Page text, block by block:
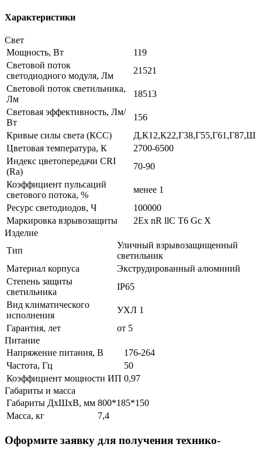
Характеристики
Свет
Мощность, Вт
119
Световой поток
светодиодного модуля, Лм
21521
Световой поток светильника,
Лм
18513
Световая эффективность, Лм/
Вт
156
Кривые силы света (КСС)
Д,К12,К22,Г38,Г55,Г61,Г87,Ш
Цветовая температура, К
2700-6500
Индекс цветопередачи CRI
(Ra)
70-90
Коэффициент пульсаций
светового потока, %
менее 1
Ресурс светодиодов, Ч
100000
Маркировка взрывозащиты
2Ех nR llC T6 Gc X
Изделие
Тип
Уличный взрывозащищенный
светильник
Материал корпуса
Экструдированный алюминий
Степень защиты
светильника
IP65
Вид климатического
исполнения
УХЛ 1
Гарантия, лет
от 5
Питание
Напряжение питания, В
176-264
Частота, Гц
50
Коэффициент мощности ИП 0,97
Габариты и масса
Габариты ДхШхВ, мм 800*185*150
Масса, кг
7,4
Оформите заявку для получения технико-